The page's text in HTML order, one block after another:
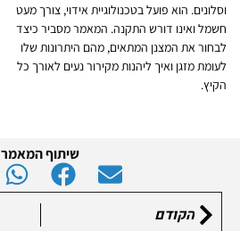
וסלונים. הוא פועל בטכנולוגיית אידוי, צורך מעט
חשמל ואינו דורש התקנה. המאמר מסביר כיצד
לבחור את המצנן המתאים, מהם היתרונות שלו
לעומת מזגן ואיך ליהנות מקירור נעים לאורך כל
הקיץ.
שיתוף המאמר
הקודם